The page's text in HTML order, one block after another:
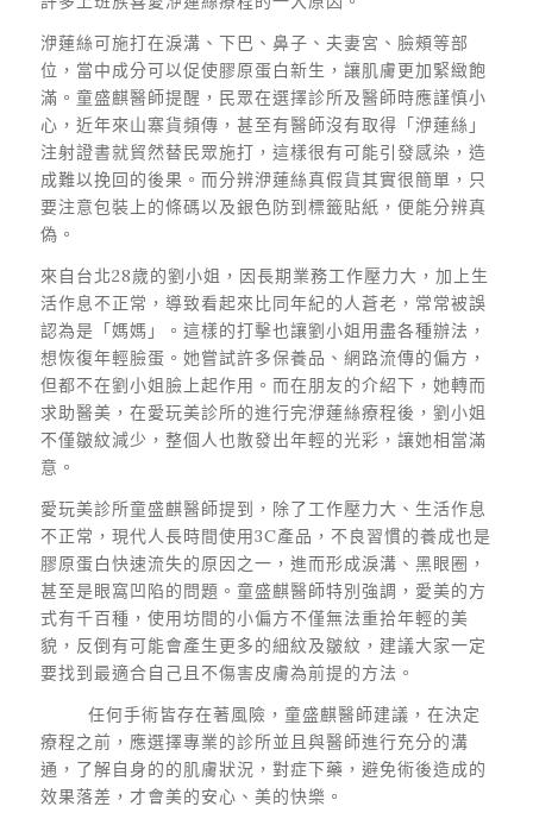
洢蓮絲可施打在淚溝、下巴、鼻子、夫妻宮、臉頰等部
位，當中成分可以促使膠原蛋白新生，讓肌膚更加緊緻飽
滿。童盛麒醫師提醒，民眾在選擇診所及醫師時應謹慎小
心，近年來山寨貨頻傳，甚至有醫師沒有取得「洢蓮絲」
注射證書就貿然替民眾施打，這樣很有可能引發感染，造
成難以挽回的後果。而分辨洢蓮絲真假貨其實很簡單，只
要注意包裝上的條碼以及銀色防到標籤貼紙，便能分辨真
偽。
來自台北28歲的劉小姐，因長期業務工作壓力大，加上生
活作息不正常，導致看起來比同年紀的人蒼老，常常被誤
認為是「媽媽」。這樣的打擊也讓劉小姐用盡各種辦法，
想恢復年輕臉蛋。她嘗試許多保養品、網路流傳的偏方，
但都不在劉小姐臉上起作用。而在朋友的介紹下，她轉而
求助醫美，在愛玩美診所的進行完洢蓮絲療程後，劉小姐
不僅皺紋減少，整個人也散發出年輕的光彩，讓她相當滿
意。
愛玩美診所童盛麒醫師提到，除了工作壓力大、生活作息
不正常，現代人長時間使用3C產品，不良習慣的養成也是
膠原蛋白快速流失的原因之一，進而形成淚溝、黑眼圈，
甚至是眼窩凹陷的問題。童盛麒醫師特別強調，愛美的方
式有千百種，使用坊間的小偏方不僅無法重拾年輕的美
貌，反倒有可能會產生更多的細紋及皺紋，建議大家一定
要找到最適合自己且不傷害皮膚為前提的方法。
任何手術皆存在著風險，童盛麒醫師建議，在決定
療程之前，應選擇專業的診所並且與醫師進行充分的溝
通，了解自身的的肌膚狀況，對症下藥，避免術後造成的
效果落差，才會美的安心、美的快樂。